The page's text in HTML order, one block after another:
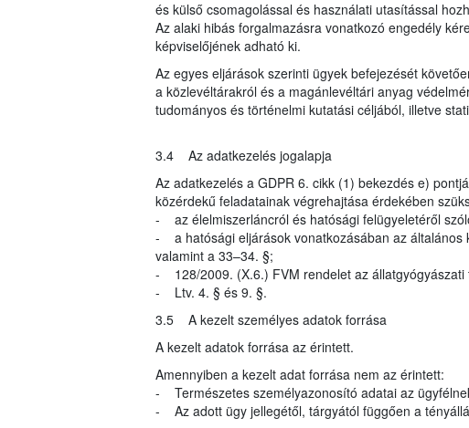
és külső csomagolással és használati utasítással
Az alaki hibás forgalmazásra vonatkozó engedély
képviselőjének adható ki.
Az egyes eljárások szerinti ügyek befejezését
a közlevéltárakról és a magánlevéltári anyag
tudományos és történelmi kutatási céljából, illetve
3.4 Az adatkezelés jogalapja
Az adatkezelés a GDPR 6. cikk (1) bekezdés e)
közérdekű feladatainak végrehajtása érdekében
- az élelmiszerláncról és hatósági felügyeletéről
- a hatósági eljárások vonatkozásában az általános
valamint a 33–34. §;
- 128/2009. (X.6.) FVM rendelet az állatgyógyászati
- Ltv. 4. § és 9. §.
3.5 A kezelt személyes adatok forrása
A kezelt adatok forrása az érintett.
Amennyiben a kezelt adat forrása nem az érintett:
- Természetes személyazonosító adatai az
- Az adott ügy jellegétől, tárgyától függően a